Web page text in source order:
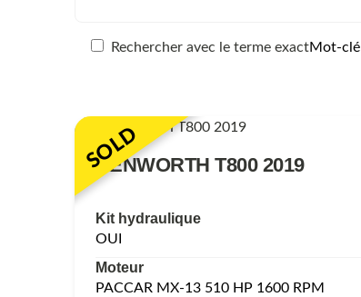
Rechercher avec le terme exactMot-clé
SOLD
KENWORTH T800 2019
Kit hydraulique
OUI
Moteur
PACCAR MX-13 510 HP 1600 RPM